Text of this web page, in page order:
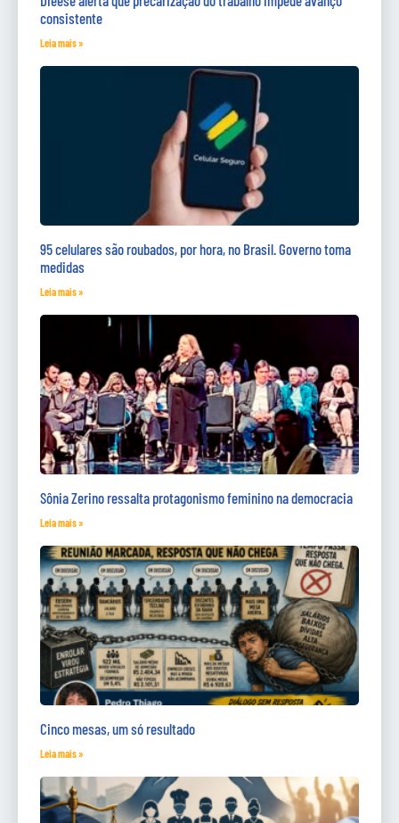
consistente
Leia mais »
95 celulares são roubados, por hora, no Brasil. Governo toma
medidas
Leia mais »
Sônia Zerino ressalta protagonismo feminino na democracia
Leia mais »
Cinco mesas, um só resultado
Leia mais »